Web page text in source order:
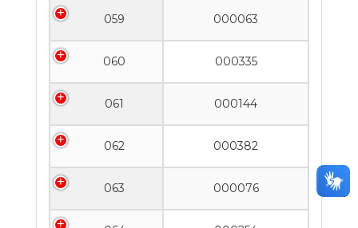
059 000063
060 000335
061 000144
062 000382
063 000076